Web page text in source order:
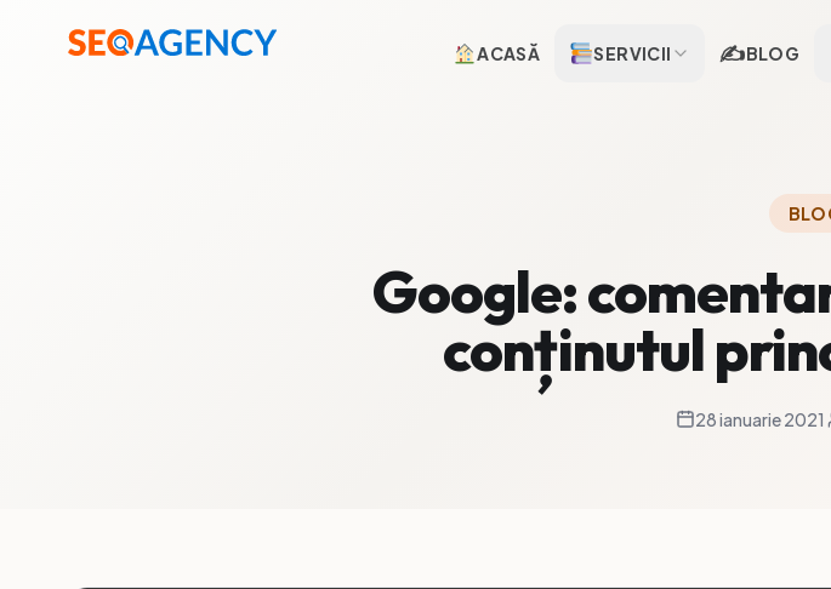
ACASĂ SERVICII ✍️BLOG
Google:
conținutul
28 ianuarie 2021